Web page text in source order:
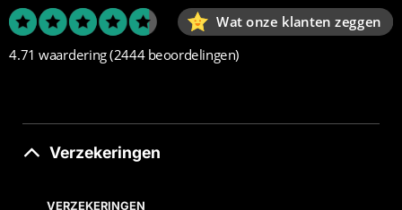
Wat onze klanten zeggen
4.71 waardering(2444 beoordelingen)
Verzekeringen
VERZEKERINGEN